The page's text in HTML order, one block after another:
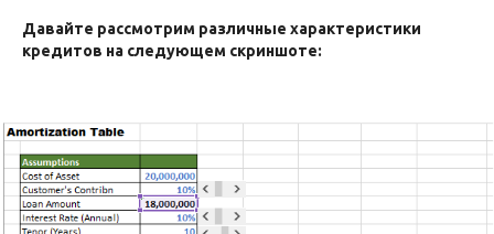
Давайте рассмотрим различные характеристики
кредитов на следующем скриншоте: